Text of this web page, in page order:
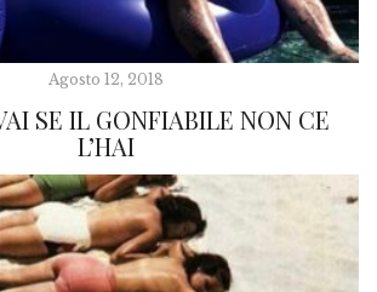
Agosto 12, 2018
SE IL GONFIABILE NON CE
L’HAI